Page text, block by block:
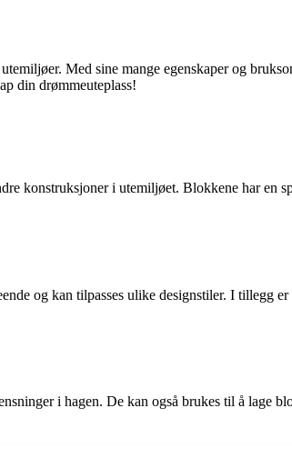
Med sine mange egenskaper og
din drømmeuteplass!
konstruksjoner i utemiljøet. Blokkene har en
og kan tilpasses ulike designstiler. I tillegg
i hagen. De kan også brukes til å lage